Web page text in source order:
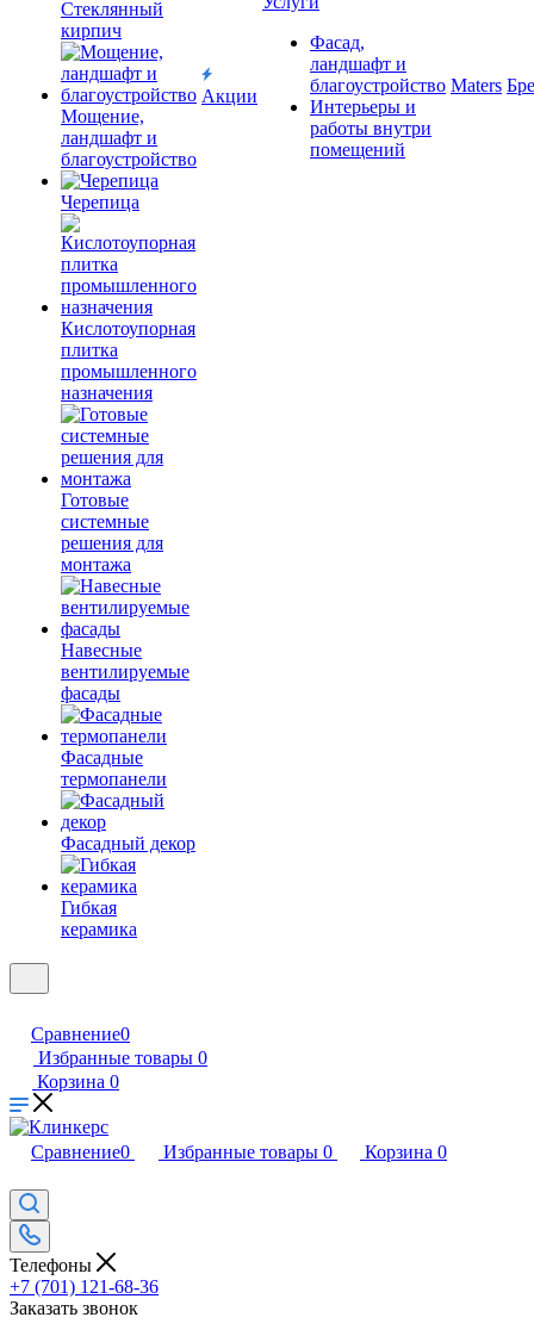
Cтеклянный
кирпич
Мощение,
ландшафт и
благоустройство
Черепица
Кислотоупорная
плитка
промышленного
назначения
Готовые
системные
решения для
монтажа
Навесные
вентилируемые
фасады
Фасадные
термопанели
Фасадный декор
Гибкая
керамика
Акции
Фасад,
ландшафт и
благоустройство
Интерьеры и
работы внутри
помещений
Maters
Сравнение0
Избранные товары 0
Корзина 0
Сравнение0 Избранные товары 0 Корзина 0
Телефоны
+7 (701) 121-68-36
Заказать звонок